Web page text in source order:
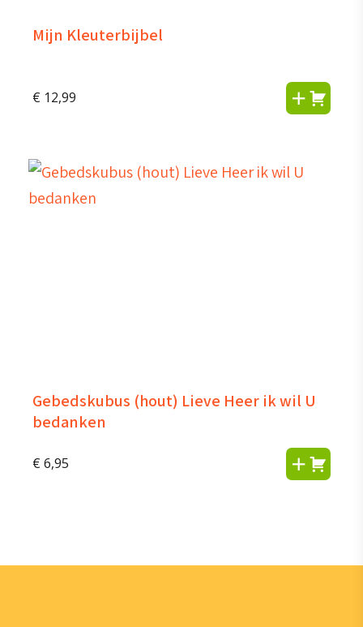
Mijn Kleuterbijbel
€ 12,99
Gebedskubus (hout) Lieve Heer ik wil U
bedanken
€ 6,95